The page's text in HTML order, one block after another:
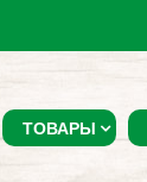
ТОВАРЫ